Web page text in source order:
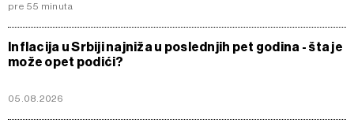
pre 55 minuta
Inflacija u Srbiji najniža u poslednjih pet godina - šta je
može opet podići?
05.08.2026